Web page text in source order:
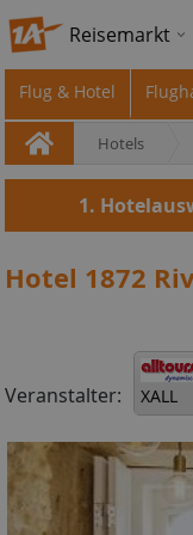
Reisemarkt
Flug & Hotel
Hotels
1.
Hotel 1872
Veranstalter:
XALL